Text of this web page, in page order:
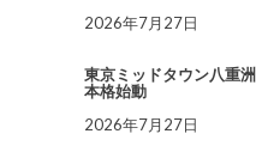
2026年7月27日
東京ミッドタウン八重
本格始動
2026年7月27日